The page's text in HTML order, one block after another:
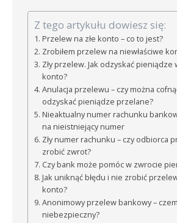
Z tego artykułu dowiesz się:
Przelew na złe konto – co to jest?
Zrobiłem przelew na niewłaściwe
Zły przelew. Jak odzyskać pieniądze
konto?
Anulacja przelewu – czy można
odzyskać pieniądze przelane?
Nieaktualny numer rachunku
na nieistniejący numer
Zły numer rachunku – czy odbiorca
zrobić zwrot?
Czy bank może pomóc w zwrocie
Jak uniknąć błędu i nie zrobić
konto?
Anonimowy przelew bankowy –
niebezpieczny?